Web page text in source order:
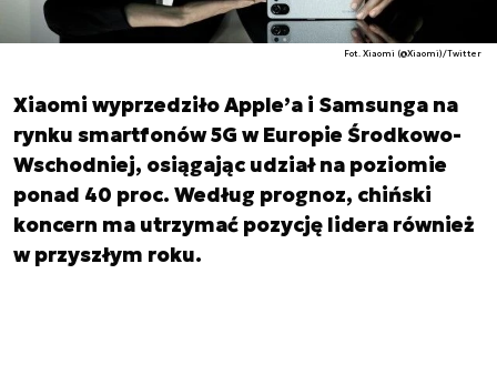
Fot. Xiaomi (@Xiaomi)/Twitter
Xiaomi wyprzedziło Apple’a i Samsunga na
rynku smartfonów 5G w Europie Środkowo-
Wschodniej, osiągając udział na poziomie
ponad 40 proc. Według prognoz, chiński
koncern ma utrzymać pozycję lidera również
w przyszłym roku.